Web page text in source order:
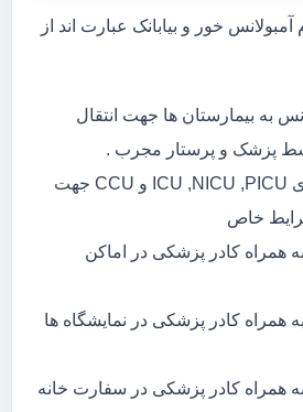
خور و بیابانک عبارت اند از
به بیمارستان ها جهت انتقال
پزشک و پرستار مجرب .
اعزام آمبولانس های ICU ,NICU ,PICU و CCU جهت
شرایط خاص
همراه کادر پزشکی در اماکن
همراه کادر پزشکی در نمایشگاه ها
به همراه کادر پزشکی در سفارت خانه